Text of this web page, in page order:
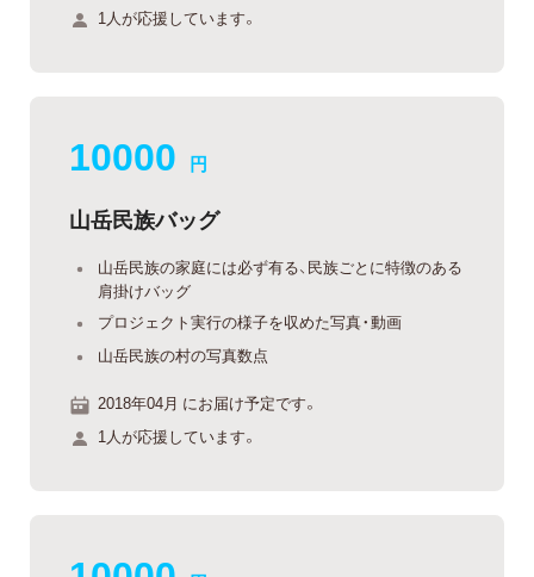
1人が応援しています。
10000 円
山岳民族バッグ
山岳民族の家庭には必ず有る、民族ごとに特徴のある
肩掛けバッグ
プロジェクト実行の様子を収めた写真・動画
山岳民族の村の写真数点
2018年04月 にお届け予定です。
1人が応援しています。